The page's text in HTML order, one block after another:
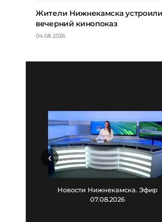
Жители Нижнекамска
вечерний кинопоказ
04.08.2026
Новости Нижнекамска. Эфир
07.08.2026
‹